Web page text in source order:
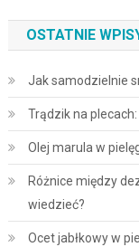
OSTATNIE
Jak samodzielnie
Trądzik na
Olej marula w
Różnice między
wiedzieć?
Ocet jabłkowy w